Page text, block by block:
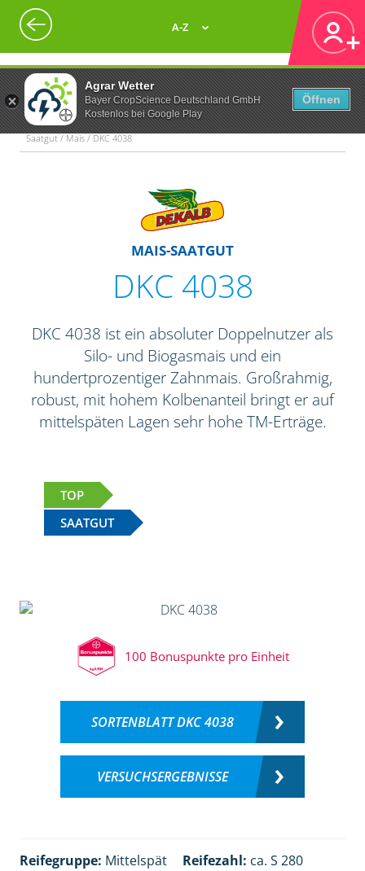
Agrar Wetter
Bayer CropScience Deutschland GmbH
Kostenlos bei Google Play
Öffnen
A-Z
Saatgut / Mais / DKC 4038
MAIS-SAATGUT
DKC 4038
DKC 4038 ist ein absoluter Doppelnutzer als
Silo- und Biogasmais und ein
hundertprozentiger Zahnmais. Großrahmig,
robust, mit hohem Kolbenanteil bringt er auf
mittelspäten Lagen sehr hohe TM-Erträge.
TOP
SAATGUT
100 Bonuspunkte pro Einheit
SORTENBLATT DKC 4038
VERSUCHSERGEBNISSE
Reifegruppe: Mittelspät Reifezahl: ca. S 280